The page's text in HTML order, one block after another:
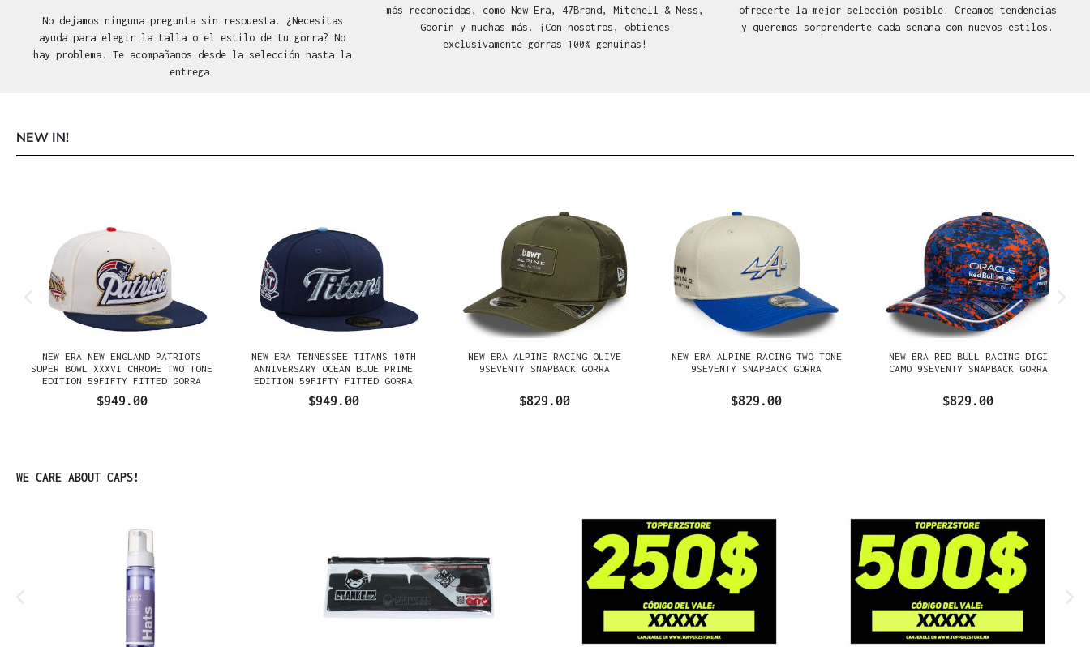
No dejamos ninguna pregunta sin respuesta. ¿Necesitas
ayuda para elegir la talla o el estilo de tu gorra? No
hay problema. Te acompañamos desde la selección hasta la
entrega.
más reconocidas, como New Era, 47Brand, Mitchell & Ness,
Goorin y muchas más. ¡Con nosotros, obtienes
exclusivamente gorras 100% genuinas!
ofrecerte la mejor selección posible. Creamos tendencias
y queremos sorprenderte cada semana con nuevos estilos.
NEW IN!
NEW ERA NEW ENGLAND PATRIOTS
SUPER BOWL XXXVI CHROME TWO TONE
EDITION 59FIFTY FITTED GORRA
$949.00
NEW ERA TENNESSEE TITANS 10TH
ANNIVERSARY OCEAN BLUE PRIME
EDITION 59FIFTY FITTED GORRA
$949.00
NEW ERA ALPINE RACING OLIVE
9SEVENTY SNAPBACK GORRA
$829.00
NEW ERA ALPINE RACING TWO TONE
9SEVENTY SNAPBACK GORRA
$829.00
NEW ERA RED BULL RACING DIGI
CAMO 9SEVENTY SNAPBACK GORRA
$829.00
Omitir la galería de productos
WE CARE ABOUT CAPS!